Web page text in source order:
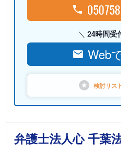
24時間受
Web
検討リス
弁護士法人心 千葉